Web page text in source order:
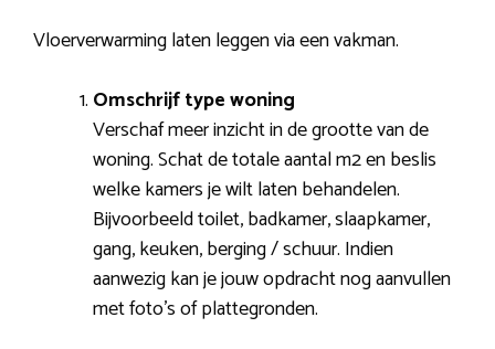
Vloerverwarming laten leggen via een vakman.
Omschrijf type woning
Verschaf meer inzicht in de grootte van de
woning. Schat de totale aantal m2 en beslis
welke kamers je wilt laten behandelen.
Bijvoorbeeld toilet, badkamer, slaapkamer,
gang, keuken, berging / schuur. Indien
aanwezig kan je jouw opdracht nog aanvullen
met foto’s of plattegronden.